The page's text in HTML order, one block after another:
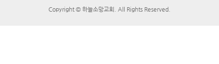
Copyright © 하늘소망교회. All Rights Reserved.